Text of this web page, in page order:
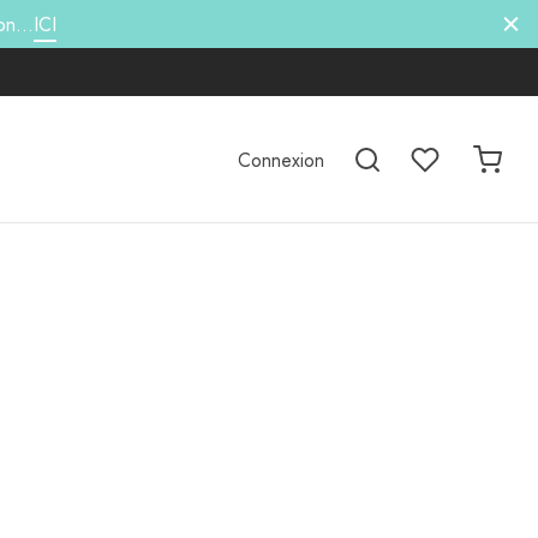
ICI
Connexion